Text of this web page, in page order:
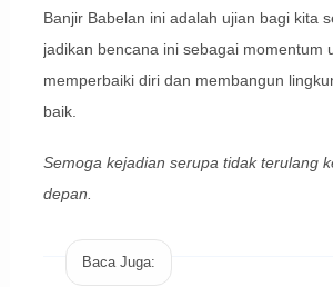
Banjir Babelan ini adalah ujian bagi kita
jadikan bencana ini sebagai momentum
memperbaiki diri dan membangun
baik.
Semoga kejadian serupa tidak terulang
depan.
Baca Juga: